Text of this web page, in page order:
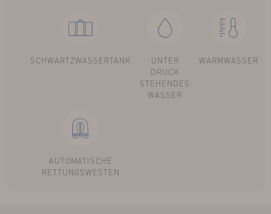
SCHWARTZWASSERTANK
UNTER
DRUCK
STEHENDES
WASSER
WARMWASSER
AUTOMATISCHE
RETTUNGSWESTEN